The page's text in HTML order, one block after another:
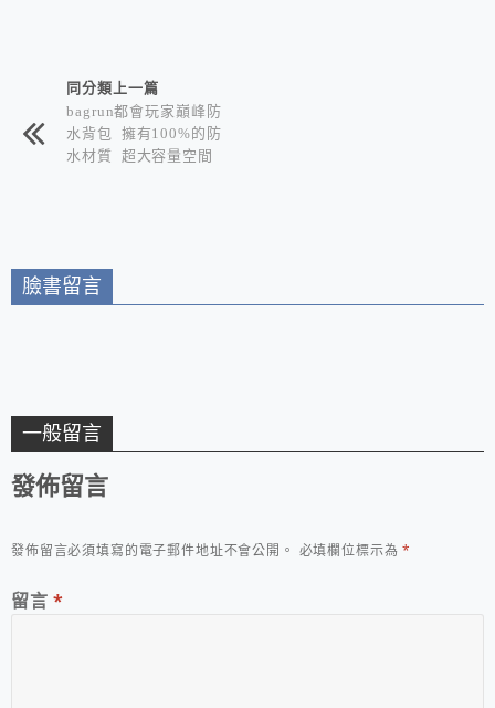
相連文章同分類上一篇
bagrun都會玩家巔峰防
水背包 擁有100%的防
水材質 超大容量空間
臉書留言
一般留言
發佈留言
發佈留言必須填寫的電子郵件地址不會公開。 必填欄位標示為*
留言 *